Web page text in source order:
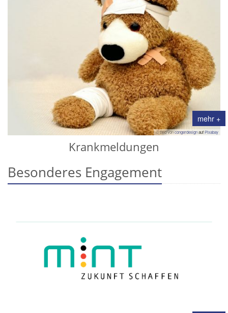
mehr +
© Bild voncongerdesignaufPixabay
Krankmeldungen
Besonderes Engagement